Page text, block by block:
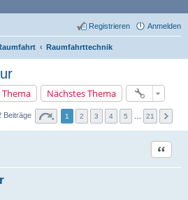
Anmelden
Registrieren
Raumfahrttechnik
Nächstes Thema
Beiträge 1 2 3 4 5 21
Zitat